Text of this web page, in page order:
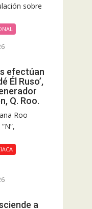
sobre
efectúan
Él Ruso’,
Q. Roo.
Roo
a